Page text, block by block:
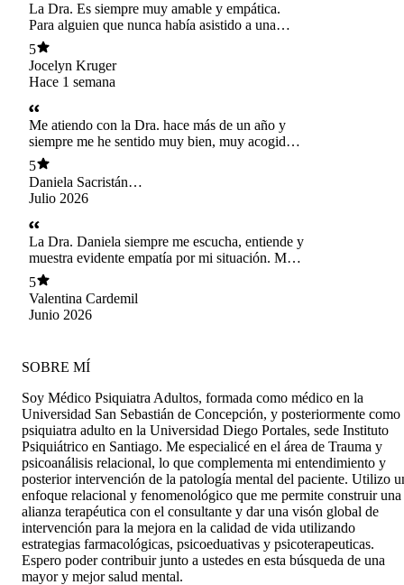
La Dra. Es siempre muy amable y empática.
Para alguien que nunca había asistido a una
consulta psiquiátrica me hizo sentir cómoda y
escuchada. Me ha ayudado mucho con mis
problemas actuales. La recomiendo
5
Jocelyn Kruger
Hace 1 semana
Me atiendo con la Dra. hace más de un año y
siempre me he sentido muy bien, muy acogida y
entendida. Es una profesional preocupada y
dispuesta a ayudar con humanidad en el proceso
que uno está viviendo. Se agradece la cercanía.
5
Daniela Sacristán
Gajardo
Julio 2026
La Dra. Daniela siempre me escucha, entiende y
muestra evidente empatía por mi situación. Más
allá de indicarme solo medicamentos, se
preocupa por mi estado de salud general y de mi
ánimo. También me hace reflexionar en torno a
aquellos aspectos que podría mejorar en el
recomiendo y no lo cambio por nada :)
5
Valentina Cardemil
Junio 2026
SOBRE MÍ
Soy Médico Psiquiatra Adultos, formada como médico en la
Universidad San Sebastián de Concepción, y posteriormente como
psiquiatra adulto en la Universidad Diego Portales, sede Instituto
Psiquiátrico en Santiago. Me especialicé en el área de Trauma y
psicoanálisis relacional, lo que complementa mi entendimiento y
posterior intervención de la patología mental del paciente. Utilizo
enfoque relacional y fenomenológico que me permite construir una
alianza terapéutica con el consultante y dar una visón global de
intervención para la mejora en la calidad de vida utilizando
estrategias farmacológicas, psicoeduativas y psicoterapeuticas.
Espero poder contribuir junto a ustedes en esta búsqueda de una
mayor y mejor salud mental.